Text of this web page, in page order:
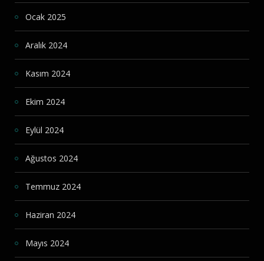
Ocak 2025
Aralık 2024
Kasım 2024
Ekim 2024
Eylül 2024
Ağustos 2024
Temmuz 2024
Haziran 2024
Mayıs 2024